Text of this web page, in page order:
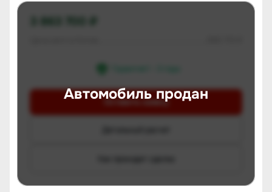
Автомобиль продан
Оставить заявку